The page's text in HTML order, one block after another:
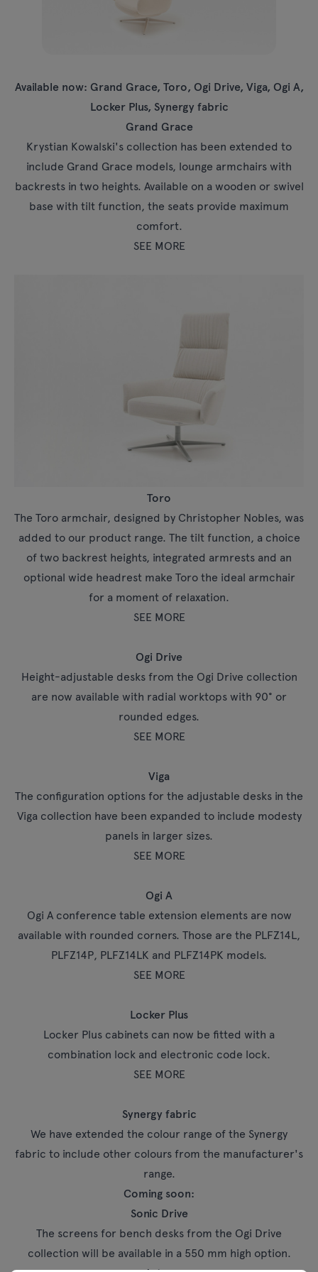
Wszystkie meble
Available now: Grand Grace, Toro, Ogi Drive, Viga, Ogi A,
Locker Plus, Synergy fabric
Grand Grace
Krystian Kowalski's collection has been extended to
include Grand Grace models, lounge armchairs with
backrests in two heights. Available on a wooden or swivel
base with tilt function, the seats provide maximum
comfort.
SEE MORE
Toro
The Toro armchair, designed by Christopher Nobles, was
added to our product range. The tilt function, a choice
of two backrest heights, integrated armrests and an
optional wide headrest make Toro the ideal armchair
for a moment of relaxation.
SEE MORE
Ogi Drive
Height-adjustable desks from the Ogi Drive collection
are now available with radial worktops with 90° or
rounded edges.
SEE MORE
Viga
The configuration options for the adjustable desks in the
Viga collection have been expanded to include modesty
panels in larger sizes.
SEE MORE
Ogi A
Ogi A conference table extension elements are now
available with rounded corners. Those are the PLFZ14L,
PLFZ14P, PLFZ14LK and PLFZ14PK models.
SEE MORE
Locker Plus
Locker Plus cabinets can now be fitted with a
combination lock and electronic code lock.
SEE MORE
Synergy fabric
We have extended the colour range of the Synergy
fabric to include other colours from the manufacturer's
range.
Coming soon:
Sonic Drive
The screens for bench desks from the Ogi Drive
collection will be available in a 550 mm high option.